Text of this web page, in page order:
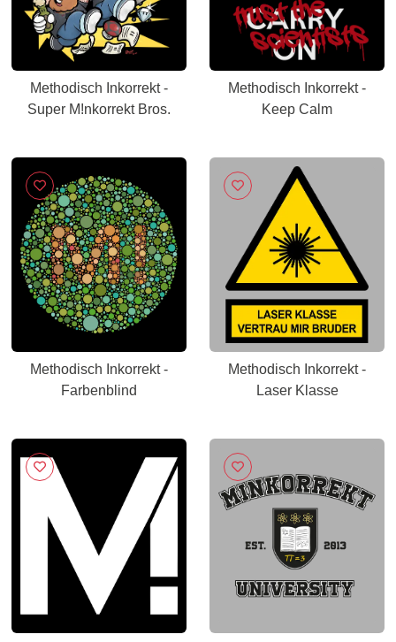
Methodisch Inkorrekt -
Super M!nkorrekt Bros.
Methodisch Inkorrekt -
Keep Calm
Methodisch Inkorrekt -
Farbenblind
Methodisch Inkorrekt -
Laser Klasse